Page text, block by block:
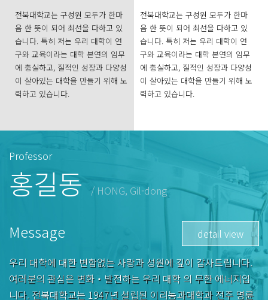
전북대학교는 구성원 모두가 한마
음 한 뜻이 되어 최선을 다하고 있
습니다. 특히 저는 우리 대학이 연
구와 교육이라는 대학 본연의 임무
에 충실하고, 질적인 성장과 다양성
이 살아있는 대학을 만들기 위해 노
력하고 있습니다.
전북대학교는 구성원 모두가 한마
음 한 뜻이 되어 최선을 다하고 있
습니다. 특히 저는 우리 대학이 연
구와 교육이라는 대학 본연의 임무
에 충실하고, 질적인 성장과 다양성
이 살아있는 대학을 만들기 위해 노
력하고 있습니다.
Professor
홍길동 / HONG, Gil-dong
Message
우리 대학에 대한 변함없는 사랑과 성원에 깊이 감사드립니다.
여러분의 관심은 변화‧발전하는 우리 대학 의 무한 에너지입
니다. 전북대학교는 1947년 설립된 이리농과대학과 전주 명륜
detail view